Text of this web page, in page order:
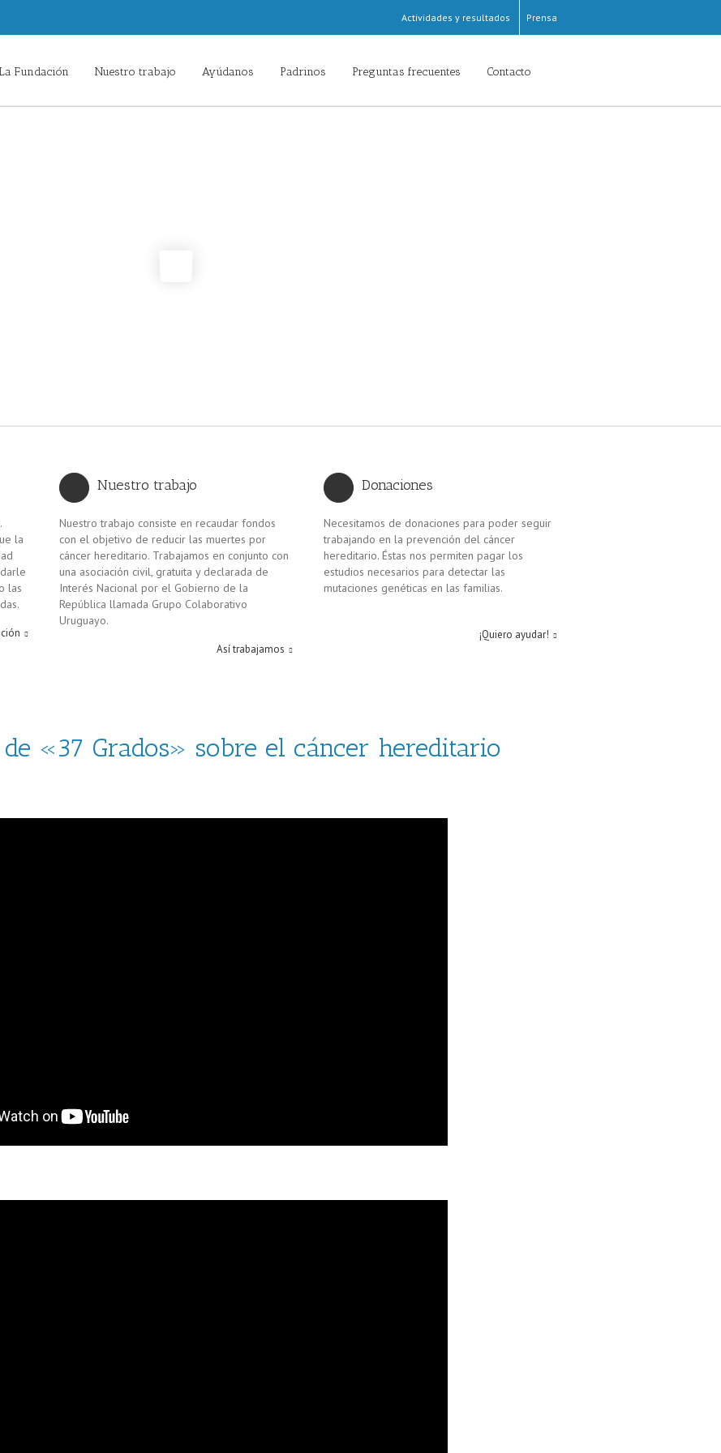
Actividades y resultados Prensa
La Fundación Nuestro trabajo Ayúdanos Padrinos Preguntas frecuentes Contacto
la
las
Nuestro trabajo
Nuestro trabajo consiste en recaudar fondos
con el objetivo de reducir las muertes por
cáncer hereditario. Trabajamos en conjunto con
una asociación civil, gratuita y declarada de
Interés Nacional por el Gobierno de la
República llamada Grupo Colaborativo
Uruguayo.
Así trabajamos
Donaciones
Necesitamos de donaciones para poder seguir
trabajando en la prevención del cáncer
hereditario. Éstas nos permiten pagar los
estudios necesarios para detectar las
mutaciones genéticas en las familias.
¡Quiero ayudar!
«37 Grados» sobre el cáncer hereditario